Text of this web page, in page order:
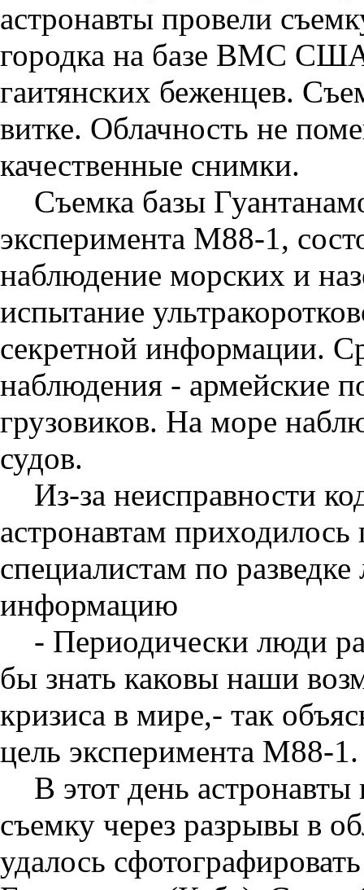
астронавты провели
городка на базе ВМС США
гаитянских беженцев.
витке. Облачность не
качественные снимки.
Съемка базы
эксперимента M88-1,
наблюдение морских и
испытание
секретной информации.
наблюдения - армейские
грузовиков. На море
судов.
Из-за неисправности
астронавтам
специалистам по
информацию
- Периодически люди
бы знать каковы наши
кризиса в мире,- так
цель эксперимента М88-1.
В этот день
съемку через разрывы в
удалось